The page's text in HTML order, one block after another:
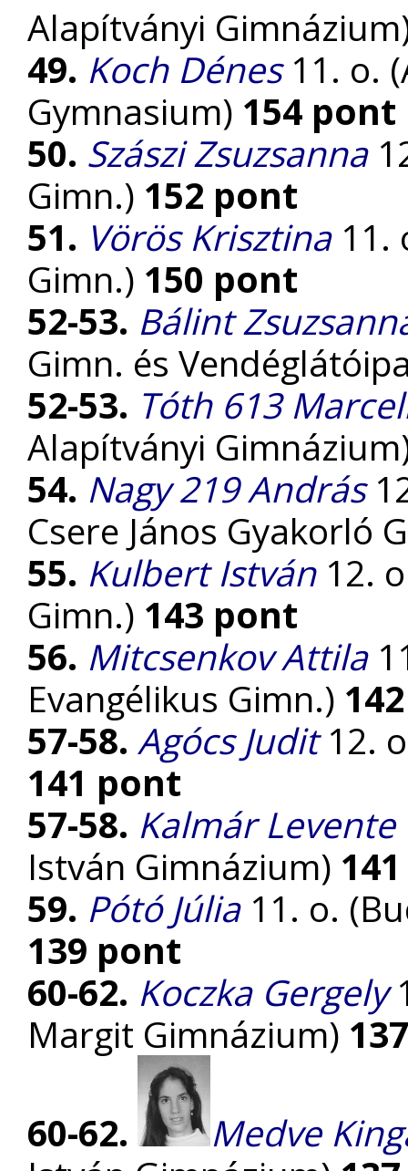
Alapítványi
49. Koch Dénes11. o.
Gymnasium) 154 pont
50. Szászi Zsuzsanna
Gimn.) 152 pont
51. Vörös Krisztina11.
Gimn.) 150 pont
52-53. Bálint
Gimn. és
52-53. Tóth 613
Alapítványi
54. Nagy 219 András
Csere János Gyakorló
55. Kulbert István12.
Gimn.) 143 pont
56. Mitcsenkov Attila
Evangélikus Gimn.)
57-58. Agócs Judit12.
141 pont
57-58. Kalmár Levente
István Gimnázium)
59. Pótó Júlia11. o.
139 pont
60-62. Koczka Gergely
Margit Gimnázium)
60-62.
Medve